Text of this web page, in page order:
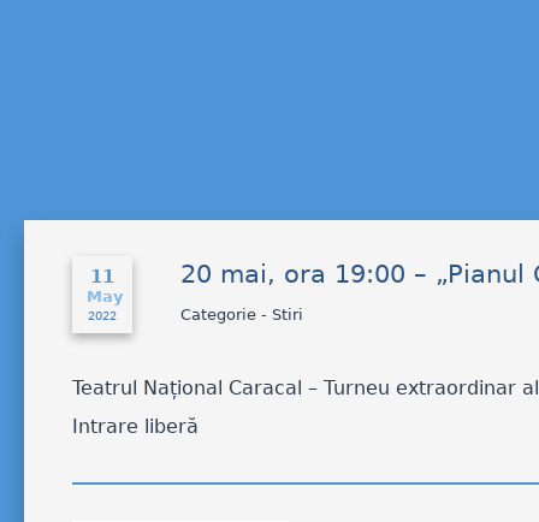
11
May
2022
20 mai, ora 19:00 – „Pianul
Categorie - Stiri
Teatrul Național Caracal – Turneu extraordinar
Intrare liberă